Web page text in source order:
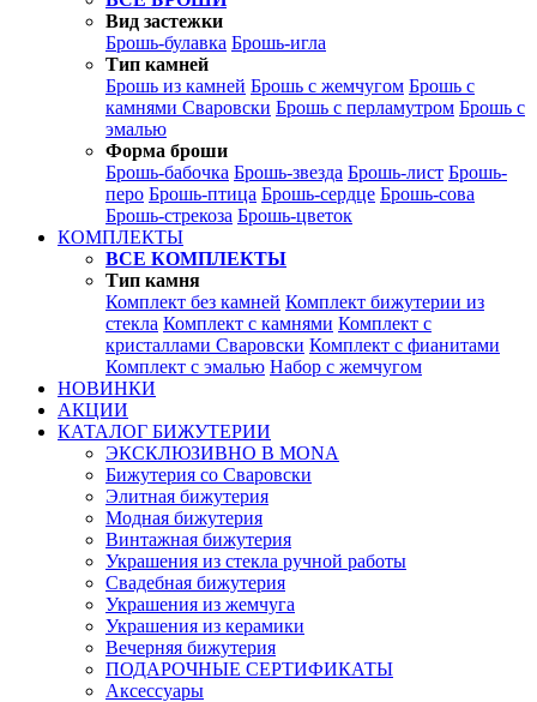
Вид застежки
Брошь-булавка Брошь-игла
Тип камней
Брошь из камней Брошь с жемчугом Брошь с
камнями Сваровски Брошь с перламутром Брошь с
эмалью
Форма броши
Брошь-бабочка Брошь-звезда Брошь-лист Брошь-
перо Брошь-птица Брошь-сердце Брошь-сова
Брошь-стрекоза Брошь-цветок
КОМПЛЕКТЫ
ВСЕ КОМПЛЕКТЫ
Тип камня
Комплект без камней Комплект бижутерии из
стекла Комплект с камнями Комплект с
кристаллами Сваровски Комплект с фианитами
Комплект с эмалью Набор с жемчугом
НОВИНКИ
АКЦИИ
КАТАЛОГ БИЖУТЕРИИ
ЭКСКЛЮЗИВНО В MONA
Бижутерия со Сваровски
Элитная бижутерия
Модная бижутерия
Винтажная бижутерия
Украшения из стекла ручной работы
Свадебная бижутерия
Украшения из жемчуга
Украшения из керамики
Вечерняя бижутерия
ПОДАРОЧНЫЕ СЕРТИФИКАТЫ
Аксессуары